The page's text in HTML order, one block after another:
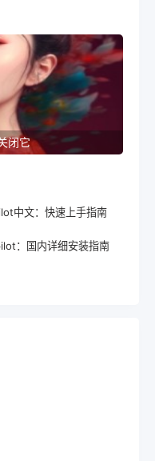
闭它
中文：快速上手指南
：国内详细安装指南